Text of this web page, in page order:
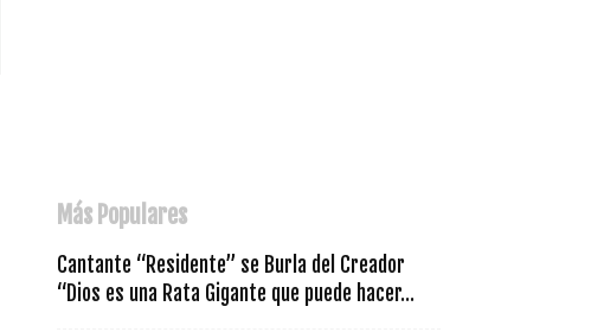
Más Populares
Cantante “Residente” se Burla del Creador
“Dios es una Rata Gigante que puede hacer...